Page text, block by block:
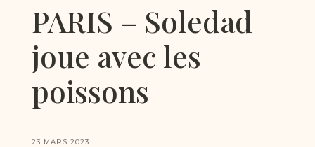
PARIS – Soledad
joue avec les
poissons
23 MARS 2023